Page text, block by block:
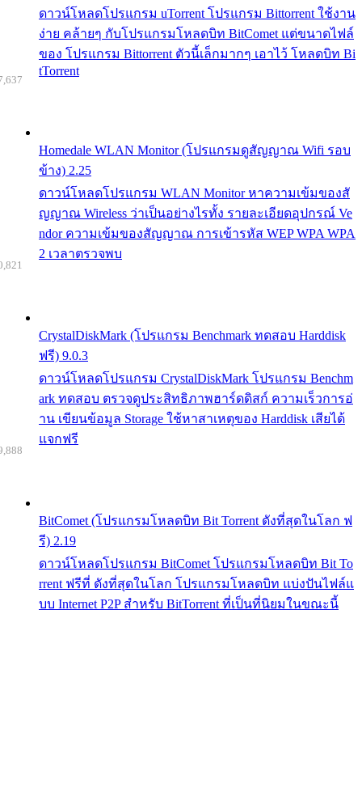
ดาวน์โหลดโปรแกรม uTorrent โปรแกรม Bittorrent ใช้งาน
ง่าย คล้ายๆ กับโปรแกรมโหลดบิท BitComet แต่ขนาดไฟล์
ของ โปรแกรม Bittorrent ตัวนี้เล็กมากๆ เอาไว้ โหลดบิท Bi
tTorrent
Homedale WLAN Monitor (โปรแกรมดูสัญญาณ Wifi รอบ
ข้าง) 2.25
ดาวน์โหลดโปรแกรม WLAN Monitor หาความเข้มของสั
ญญาณ Wireless ว่าเป็นอย่างไรทั้ง รายละเอียดอุปกรณ์ Ve
ndor ความเข้มของสัญญาณ การเข้ารหัส WEP WPA WPA
2 เวลาตรวจพบ
CrystalDiskMark (โปรแกรม Benchmark ทดสอบ Harddisk
ฟรี) 9.0.3
ดาวน์โหลดโปรแกรม CrystalDiskMark โปรแกรม Benchm
ark ทดสอบ ตรวจดูประสิทธิภาพฮาร์ดดิสก์ ความเร็วการอ่
าน เขียนข้อมูล Storage ใช้หาสาเหตุของ Harddisk เสียได้
แจกฟรี
BitComet (โปรแกรมโหลดบิท Bit Torrent ดังที่สุดในโลก ฟ
รี) 2.19
ดาวน์โหลดโปรแกรม BitComet โปรแกรมโหลดบิท Bit To
rrent ฟรีที่ ดังที่สุดในโลก โปรแกรมโหลดบิท แบ่งปันไฟล์แ
บบ Internet P2P สำหรับ BitTorrent ที่เป็นที่นิยมในขณะนี้